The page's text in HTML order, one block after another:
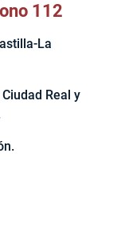
112
La
Real y